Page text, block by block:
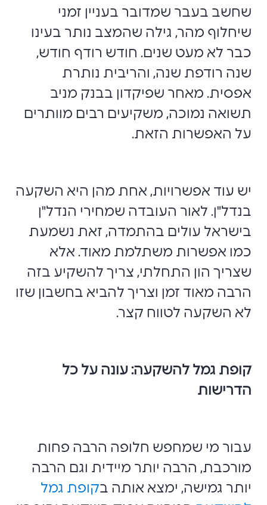
שחשב בעבר שמדובר בעניין זמני
שיחלוף מהר, גילה שהמצב נותר בעינו
כבר לא מעט שנים. חודש רודף חודש,
שנה רודפת שנה, והריבית נותרת
אפסית. מאחר שפיקדון בבנק מניב
תשואה נמוכה, משקיעים רבים מוותרים
על האפשרות הזאת.
יש עוד אפשרויות, אחת מהן היא השקעה
בנדל"ן. לאור העובדה שמחירי הנדל"ן
בישראל עולים בהתמדה, זאת נשמעת
כמו אפשרות משתלמת מאוד. אלא
שצריך הון התחלתי, צריך להשקיע בזה
הרבה מאוד זמן וצריך להביא בחשבון שזו
לא השקעה לטווח קצר.
קופת גמל להשקעה: עונה על כל
הדרישות
עבור מי שמחפש חלופה הרבה פחות
מורכבת, הרבה יותר מיידית וגם הרבה
יותר גמישה, ימצא אותה בקופת גמל